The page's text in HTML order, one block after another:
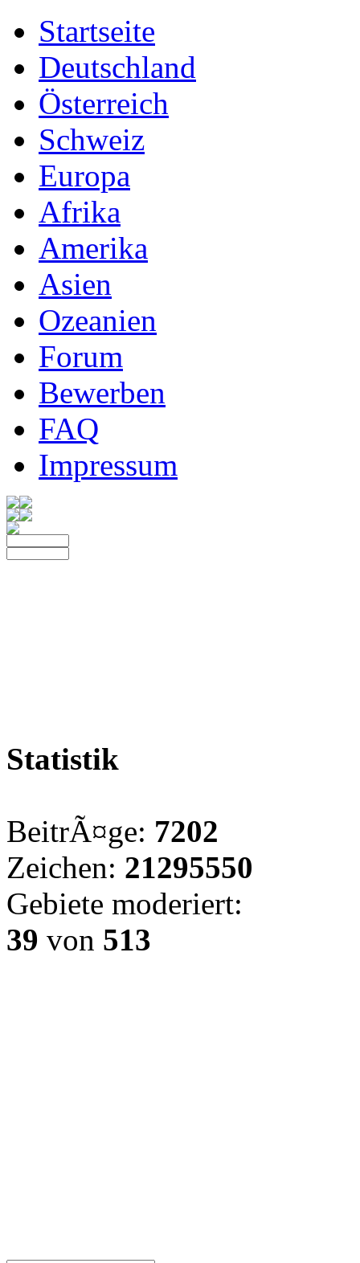
Startseite
Deutschland
Österreich
Schweiz
Europa
Afrika
Amerika
Asien
Ozeanien
Forum
Bewerben
FAQ
Impressum
Statistik
BeitrÃ¤ge: 7202
Zeichen: 21295550
Gebiete moderiert:
39 von 513